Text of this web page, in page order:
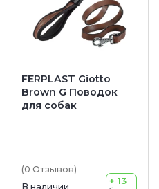
FERPLAST Giotto
Brown G Поводок
для собак
(0 Отзывов)
В наличии
+ 13